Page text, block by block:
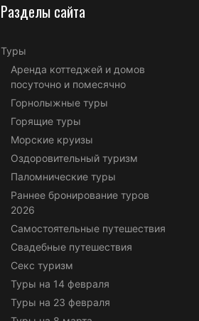
Разделы сайта
Туры
Аренда коттеджей и домов
посуточно и помесячно
Горнолыжные туры
Горящие туры
Морские круизы
Оздоровительный туризм
Паломнические туры
Раннее бронирование туров
2026
Самостоятельные путешествия
Свадебные путешествия
Секс туризм
Туры на 14 февраля
Туры на 23 февраля